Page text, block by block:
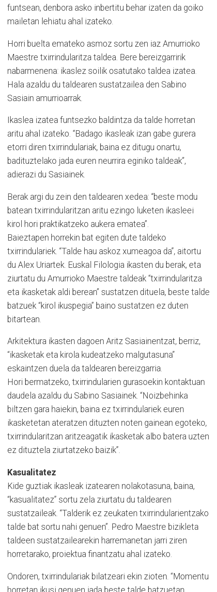
funtsean, denbora asko inbertitu behar izaten da goiko
mailetan lehiatu ahal izateko.
Horri buelta emateko asmoz sortu zen iaz Amurrioko
Maestre txirrindularitza taldea. Bere bereizgarririk
nabarmenena: ikaslez soilik osatutako taldea izatea.
Hala azaldu du taldearen sustatzailea den Sabino
Sasiain amurrioarrak.
Ikaslea izatea funtsezko baldintza da talde horretan
aritu ahal izateko. “Badago ikasleak izan gabe gurera
etorri diren txirrindulariak, baina ez ditugu onartu,
badituztelako jada euren neurrira eginiko taldeak”,
adierazi du Sasiainek.
Berak argi du zein den taldearen xedea: “beste modu
batean txirrindularitzan aritu ezingo luketen ikasleei
kirol hori praktikatzeko aukera ematea”.
Baieztapen horrekin bat egiten dute taldeko
txirrindulariek. “Talde hau askoz xumeagoa da”, aitortu
du Alex Uriartek. Euskal Filologia ikasten du berak, eta
ziurtatu du Amurrioko Maestre taldeak “txirrindularitza
eta ikasketak aldi berean” sustatzen dituela, beste talde
batzuek “kirol ikuspegia” baino sustatzen ez duten
bitartean.
Arkitektura ikasten dagoen Aritz Sasiainentzat, berriz,
“ikasketak eta kirola kudeatzeko malgutasuna”
eskaintzen duela da taldearen bereizgarria.
Hori bermatzeko, txirrindularien gurasoekin kontaktuan
daudela azaldu du Sabino Sasiainek. “Noizbehinka
biltzen gara haiekin, baina ez txirrindulariek euren
ikasketetan ateratzen dituzten noten gainean egoteko,
txirrindularitzan aritzeagatik ikasketak albo batera uzten
ez dituztela ziurtatzeko baizik”.
Kasualitatez
Kide guztiak ikasleak izatearen nolakotasuna, baina,
“kasualitatez” sortu zela ziurtatu du taldearen
sustatzaileak. “Talderik ez zeukaten txirrindularientzako
talde bat sortu nahi genuen”. Pedro Maestre bizikleta
taldeen sustatzailearekin harremanetan jarri ziren
horretarako, proiektua finantzatu ahal izateko.
Ondoren, txirrindulariak bilatzeari ekin zioten. “Momentu
horretan ikusi genuen jada beste talde batzuetan